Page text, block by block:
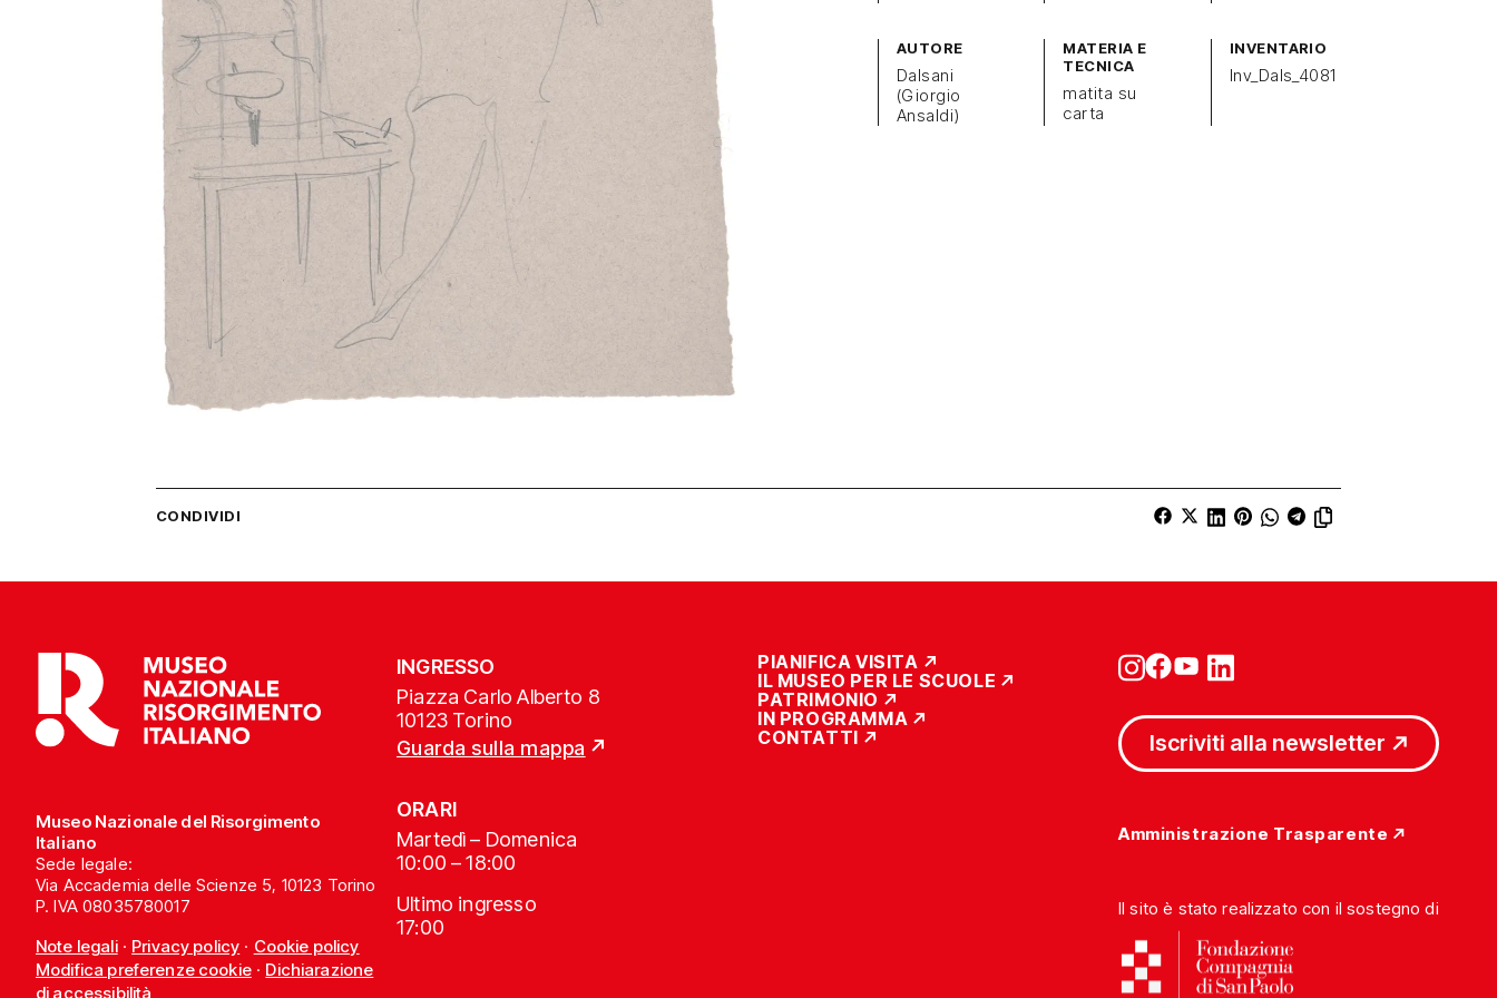
AUTORE
Dalsani
(Giorgio
Ansaldi)
MATERIA E
TECNICA
matita su
carta
INVENTARIO
Inv_Dals_4081
CONDIVIDI
Museo Nazionale del Risorgimento
Italiano
Sede legale:
Via Accademia delle Scienze 5, 10123 Torino
P. IVA 08035780017
Note legali· Privacy policy · Cookie policy
Modifica preferenze cookie· Dichiarazione
di accessibilità
INGRESSO
Piazza Carlo Alberto 8
10123 Torino
Guarda sulla mappa
ORARI
Martedì – Domenica
10:00 – 18:00
Ultimo ingresso
17:00
PIANIFICA VISITA
IL MUSEO PER LE SCUOLE
PATRIMONIO
IN PROGRAMMA
CONTATTI
Iscriviti alla newsletter
Amministrazione Trasparente
Il sito è stato realizzato con il sostegno di